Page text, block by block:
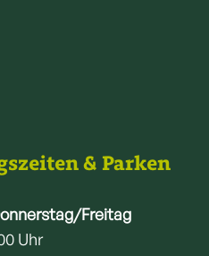
& Parken
Freitag
Uhr